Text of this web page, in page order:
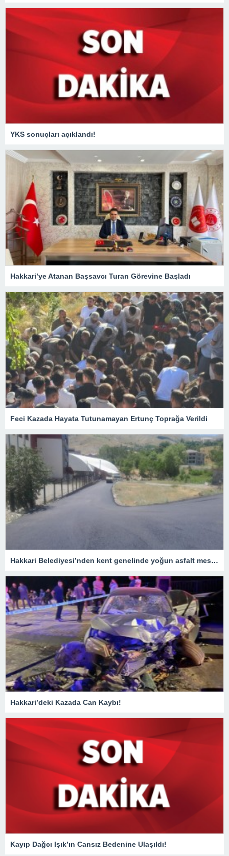
YKS sonuçları açıklandı!
Hakkari’ye Atanan Başsavcı Turan Görevine Başladı
Feci Kazada Hayata Tutunamayan Ertunç Toprağa Verildi
Hakkari Belediyesi’nden kent genelinde yoğun asfalt mesaisi
Hakkari’deki Kazada Can Kaybı!
Kayıp Dağcı Işık’ın Cansız Bedenine Ulaşıldı!